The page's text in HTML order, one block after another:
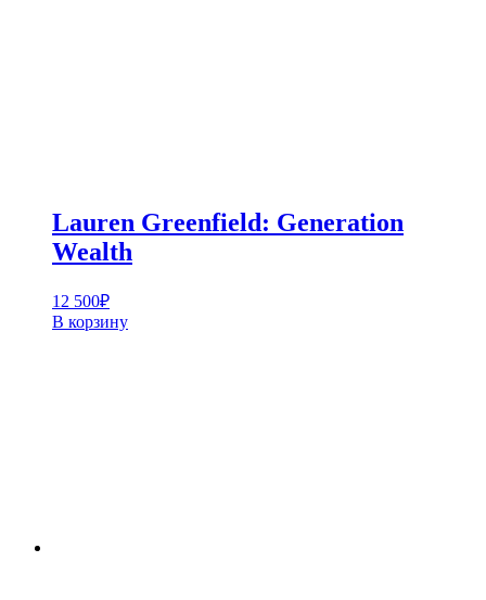
Lauren Greenfield: Generation
Wealth
12 500₽
В корзину